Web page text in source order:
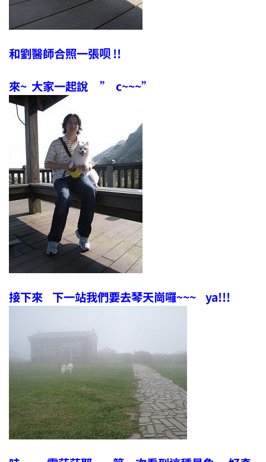
和劉醫師合照一張呗 !!
來~ 大家一起說 ” c~~~”
接下來 下一站我們要去琴天崗囉~~~ ya!!!